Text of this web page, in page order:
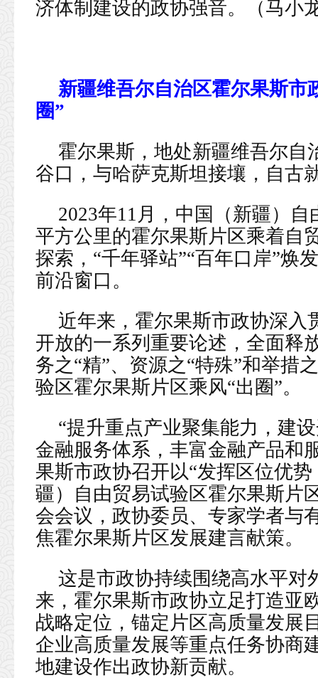
济体制建设的政协强音。（马小
新疆维吾尔自治区霍尔果斯市
圈”
霍尔果斯，地处新疆维吾尔自
谷口，与哈萨克斯坦接壤，自古
2023年11月，中国（新疆）
平方公里的霍尔果斯片区乘着自
探索，“千年驿站”“百年口岸”焕
前沿窗口。
近年来，霍尔果斯市政协深入
开放的一系列重要论述，全面释
务之“精”、资源之“特殊”和举措
验区霍尔果斯片区乘风“出圈”。
“提升重点产业聚集能力，建
金融服务体系，丰富金融产品
果斯市政协召开以“发挥区位优
疆）自由贸易试验区霍尔果斯片
会会议，政协委员、专家学者与
焦霍尔果斯片区发展建言献策。
这是市政协持续围绕高水平对
来，霍尔果斯市政协立足打造亚
战略定位，锚定片区高质量发展
企业高质量发展等重点任务协商
地建设作出政协新贡献。